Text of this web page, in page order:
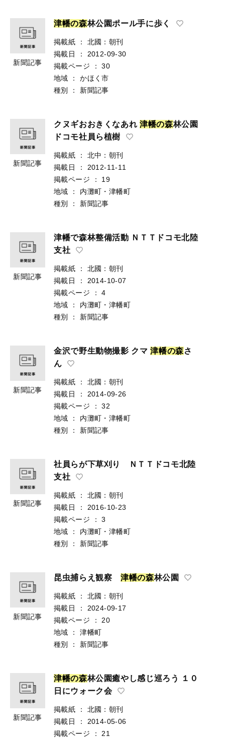
新聞記事
津幡の森林公園ポール手に歩く
掲載紙 ：
北國：朝刊
掲載日
：
2012-09-30
掲載ページ
：
30
地域
：
かほく市
種別
： 新聞記事
新聞記事
クヌギおおきくなあれ津幡の森林公園
ドコモ社員ら植樹
掲載紙 ：
北中：朝刊
掲載日
：
2012-11-11
掲載ページ
：
19
地域
：
内灘町・津幡町
種別
： 新聞記事
新聞記事
津幡で森林整備活動 ＮＴＴドコモ北陸
支社
掲載紙 ：
北國：朝刊
掲載日
：
2014-10-07
掲載ページ
：
4
地域
：
内灘町・津幡町
種別
： 新聞記事
新聞記事
金沢で野生動物撮影 クマ津幡の森さ
ん
掲載紙 ：
北國：朝刊
掲載日
：
2014-09-26
掲載ページ
：
32
地域
：
内灘町・津幡町
種別
： 新聞記事
新聞記事
社員らが下草刈り ＮＴＴドコモ北陸
支社
掲載紙 ：
北國：朝刊
掲載日
：
2016-10-23
掲載ページ
：
3
地域
：
内灘町・津幡町
種別
： 新聞記事
新聞記事
昆虫捕らえ観察津幡の森林公園
掲載紙 ：
北國：朝刊
掲載日
：
2024-09-17
掲載ページ
：
20
地域
：
津幡町
種別
： 新聞記事
新聞記事
津幡の森林公園癒やし感じ巡ろう １０
日にウォーク会
掲載紙 ：
北國：朝刊
掲載日
：
2014-05-06
掲載ページ
：
21